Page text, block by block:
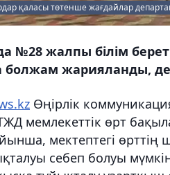
қаласы төтенше жағдайлар
№28 жалпы білім
болжам жарияланды,
Өңірлік
мемлекеттік өрт
мектептегі өрттің
себеп болуы